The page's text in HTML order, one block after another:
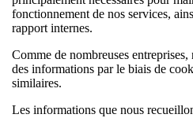
fonctionnement de nos services,
rapport internes.
Comme de nombreuses
des informations par le biais de
similaires.
Les informations que nous